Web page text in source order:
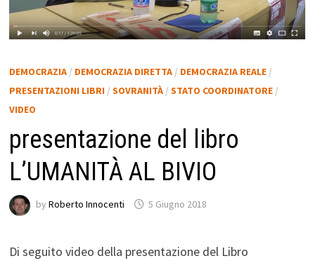
DEMOCRAZIA/ DEMOCRAZIA DIRETTA/ DEMOCRAZIA REALE/
PRESENTAZIONI LIBRI / SOVRANITÀ/ STATO COORDINATORE/
VIDEO
presentazione del libro
L’UMANITÀ AL BIVIO
by Roberto Innocenti 5 Giugno 2018
Di seguito video della presentazione del Libro